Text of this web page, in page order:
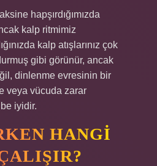
hapşırdığımızda
kalp ritmimiz
kalp atışlarınız çok
gibi görünür, ancak
dinlenme evresinin bir
veya vücuda zarar
iyidir.
HANGI